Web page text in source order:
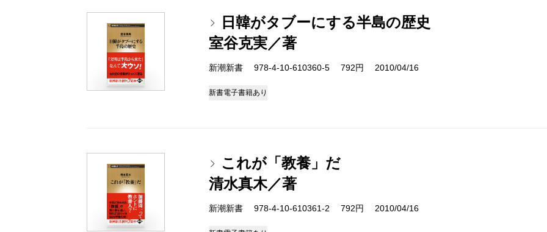
日韓がタブーにする半島の歴史
室谷克実／著
新潮新書 978-4-10-610360-5 792円 2010/04/16
新書電子書籍あり
これが「教養」だ
清水真木／著
新潮新書 978-4-10-610361-2 792円 2010/04/16